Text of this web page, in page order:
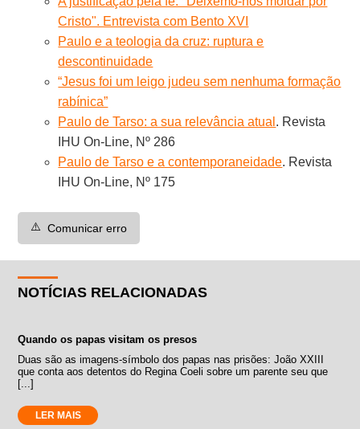
Cristo". Entrevista com Bento XVI
Paulo e a teologia da cruz: ruptura e
descontinuidade
“Jesus foi um leigo judeu sem nenhuma formação
rabínica”
Paulo de Tarso: a sua relevância atual . Revista
IHU On-Line, Nº 286
Paulo de Tarso e a contemporaneidade. Revista
IHU On-Line, Nº 175
⚠️ Comunicar erro
NOTÍCIAS RELACIONADAS
Quando os papas visitam os presos
Duas são as imagens-símbolo dos papas nas prisões: João XXIII
que conta aos detentos do Regina Coeli sobre um parente seu que
[...]
LER MAIS